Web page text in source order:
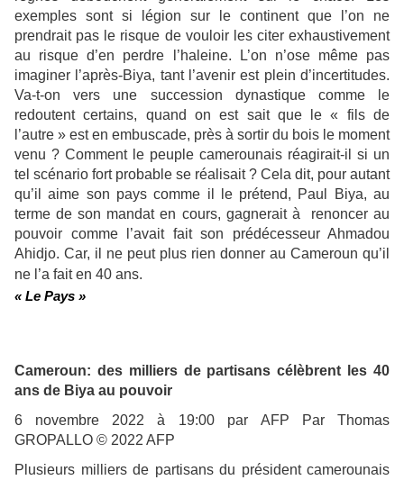
exemples sont si légion sur le continent que l’on ne
prendrait pas le risque de vouloir les citer exhaustivement
au risque d’en perdre l’haleine. L’on n’ose même pas
imaginer l’après-Biya, tant l’avenir est plein d’incertitudes.
Va-t-on vers une succession dynastique comme le
redoutent certains, quand on est sait que le « fils de
l’autre » est en embuscade, près à sortir du bois le moment
venu ? Comment le peuple camerounais réagirait-il si un
tel scénario fort probable se réalisait ? Cela dit, pour autant
qu’il aime son pays comme il le prétend, Paul Biya, au
terme de son mandat en cours, gagnerait à renoncer au
pouvoir comme l’avait fait son prédécesseur Ahmadou
Ahidjo. Car, il ne peut plus rien donner au Cameroun qu’il
ne l’a fait en 40 ans.
« Le Pays »
Cameroun: des milliers de partisans célèbrent les 40
ans de Biya au pouvoir
6 novembre 2022 à 19:00 par AFP Par Thomas
GROPALLO © 2022 AFP
Plusieurs milliers de partisans du président camerounais